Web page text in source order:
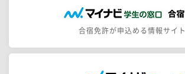
合宿免許が申込める情報サイト